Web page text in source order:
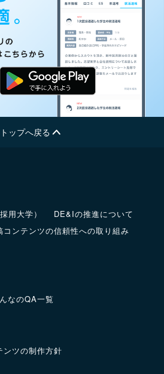
トップへ戻る
用大学）
DE&Iの推進について
コンテンツの信頼性への取り組み
なのQA一覧
ンツの制作方針